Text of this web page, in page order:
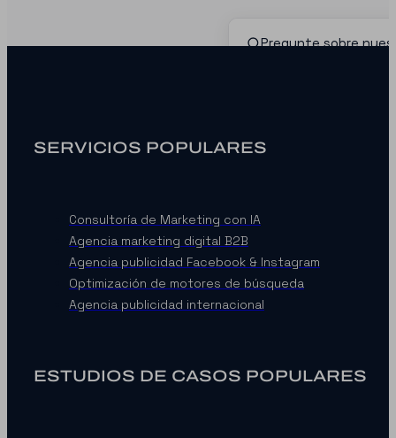
SERVICIOS POPULARES
Consultoría de Marketing con IA
Agencia marketing digital B2B
Agencia publicidad Facebook & Instagram
Optimización de motores de búsqueda
Agencia publicidad internacional
ESTUDIOS DE CASOS POPULARES